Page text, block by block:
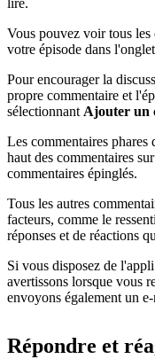
Vous pouvez voir tous les
votre épisode dans l'onglet
Pour encourager la
propre commentaire et
sélectionnant Ajouter un
Les commentaires phares
haut des commentaires
commentaires épinglés.
Tous les autres
facteurs, comme le
réponses et de réactions
Si vous disposez de
avertissons lorsque vous
envoyons également un
Répondre et